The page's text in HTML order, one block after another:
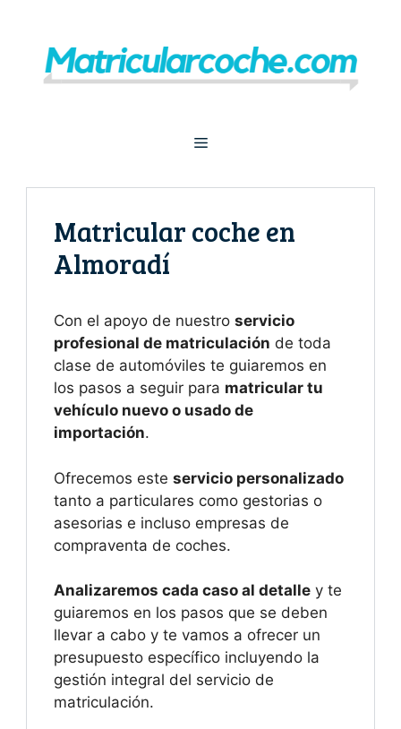
contenido
Menú
Matricular coche en
Almoradí
Con el apoyo de nuestro servicio
profesional de matriculación de toda
clase de automóviles te guiaremos en
los pasos a seguir para matricular tu
vehículo nuevo o usado de
importación.
Ofrecemos este servicio personalizado
tanto a particulares como gestorias o
asesorias e incluso empresas de
compraventa de coches.
Analizaremos cada caso al detalle y te
guiaremos en los pasos que se deben
llevar a cabo y te vamos a ofrecer un
presupuesto específico incluyendo la
gestión integral del servicio de
matriculación.